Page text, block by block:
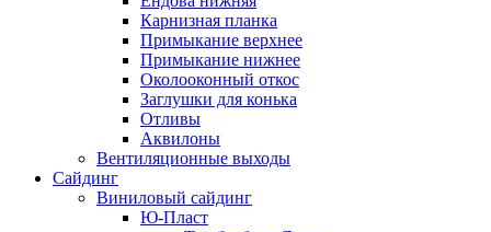
Карнизная планка
Примыкание верхнее
Примыкание нижнее
Околооконный откос
Заглушки для конька
Отливы
Аквилоны
Вентиляционные выходы
Сайдинг
Виниловый сайдинг
Ю-Пласт